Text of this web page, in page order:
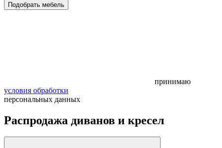
Подобрать мебель
принимаю
условия обработки
персональных данных
Распродажа диванов и кресел